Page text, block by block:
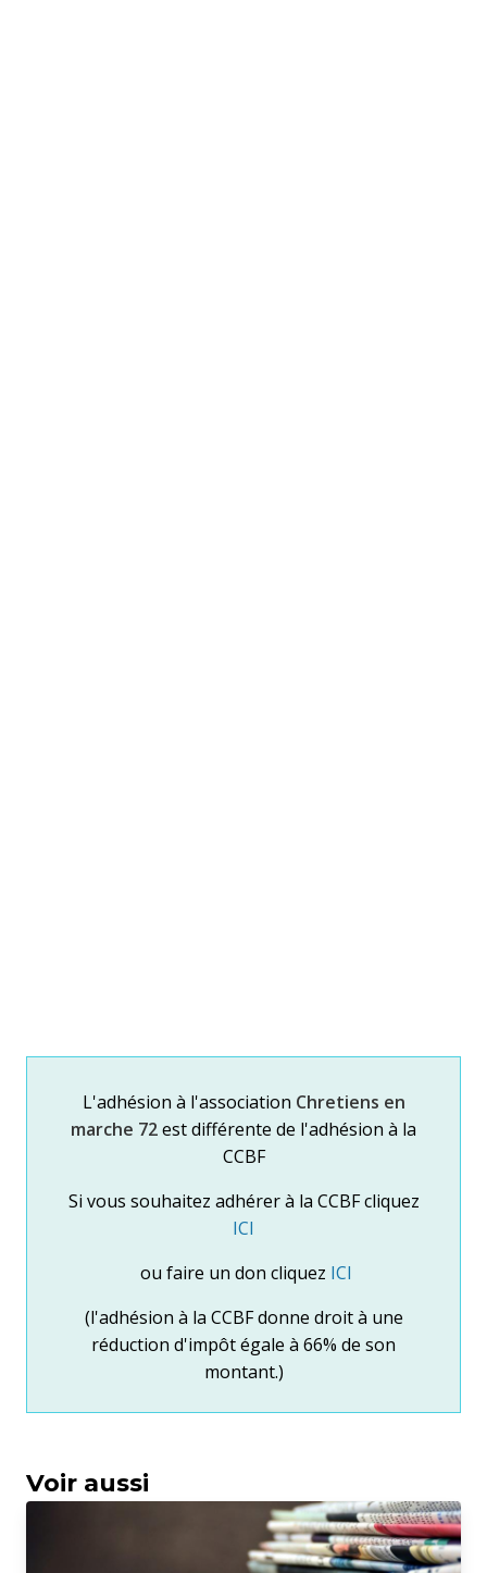
L'adhésion à l'association Chretiens en
marche 72est différente de l'adhésion à la
CCBF
Si vous souhaitez adhérer à la CCBF cliquez
ICI
ou faire un don cliquez ICI
(l'adhésion à la CCBF donne droit à une
réduction d'impôt égale à 66% de son
montant.)
Voir aussi